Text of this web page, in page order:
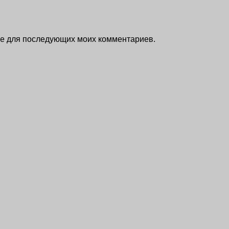
для последующих моих комментариев.